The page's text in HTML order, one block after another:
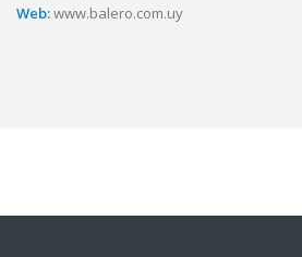
Web:www.balero.com.uy